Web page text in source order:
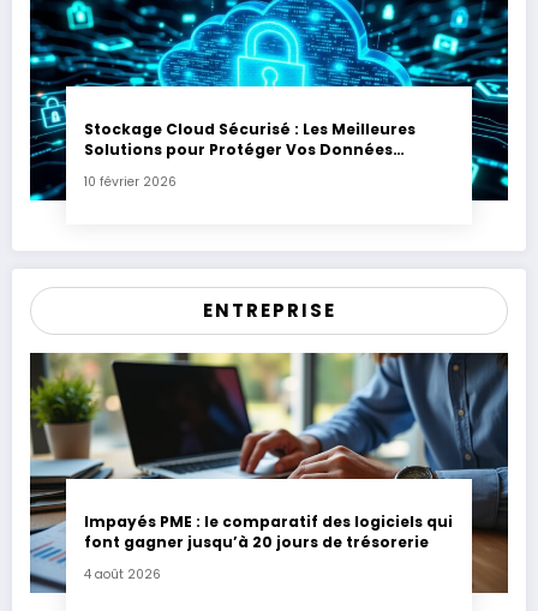
Stockage Cloud Sécurisé : Les Meilleures
Solutions pour Protéger Vos Données
10 février 2026
ENTREPRISE
Impayés PME : le comparatif des logiciels qui
font gagner jusqu’à 20 jours de trésorerie
4 août 2026